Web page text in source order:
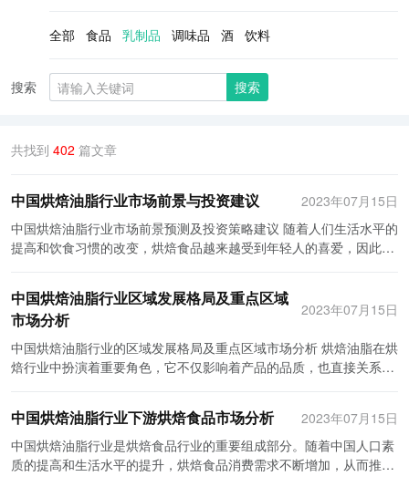
全部 食品 乳制品 调味品 酒 饮料
搜索 搜索
共找到 402 篇文章
中国烘焙油脂行业市场前景与投资建议
2023年07月15日
中国烘焙油脂行业市场前景预测及投资策略建议 随着人们生活水平的
提高和饮食习惯的改变，烘焙食品越来越受到年轻人的喜爱，因此中
分析，中国烘焙油脂行业市场前景乐观。随着消费者对烘焙食品的需
求不断增加，市场规模也在不断扩大。此外，越来越多的人开始关注
健康饮食，对于健康食材的需求也在增加。因此，符合健康要求的烘
焙油脂产品将得到更多消费者的青睐。 其次，随着市场竞争的加剧，
们建议选择那些有优质品牌和口碑的企业，并且要密切关注新品牌的
涌现和市场表现。 此外，随着国家对食品安全的更加重视，烘焙油脂
行业也将面临更严格的监管。投资者应该选择那些注重产品质量、符
合相关标准的企业。这些企业常常投入更多的精力和资源来确保产品
中国烘焙油脂行业区域发展格局及重点区域
市场分析
2023年07月15日
中国烘焙油脂行业的区域发展格局及重点区域市场分析 烘焙油脂在烘
焙行业中扮演着重要角色，它不仅影响着产品的品质，也直接关系到
经济发展水平也导致中国烘焙油脂行业形成了多样化的区域发展格
局。 首先，华北地区是中国烘焙油脂行业的重要区域。这个地区经济
发达，消费水平较高，因此对高质量烘焙油脂的需求也相对较大。北
中国烘焙油脂行业下游烘焙食品市场分析
2023年07月15日
中国烘焙油脂行业是烘焙食品行业的重要组成部分。随着中国人口素
质的提高和生活水平的提升，烘焙食品消费需求不断增加，从而推动